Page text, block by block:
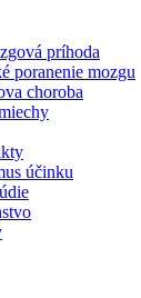
príhoda
poranenie mozgu
choroba
účinku